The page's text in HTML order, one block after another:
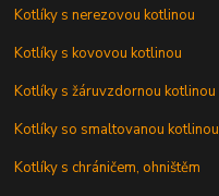
Kotlíky s nerezovou kotlinou
Kotlíky s kovovou kotlinou
Kotlíky s žáruvzdornou kotlinou
Kotlíky so smaltovanou kotlinou
Kotlíky s chráničem, ohništěm